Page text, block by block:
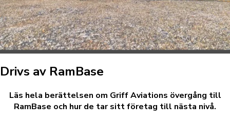
Drivs av RamBase
Läs hela berättelsen om Griff Aviations övergång till
RamBase och hur de tar sitt företag till nästa nivå.